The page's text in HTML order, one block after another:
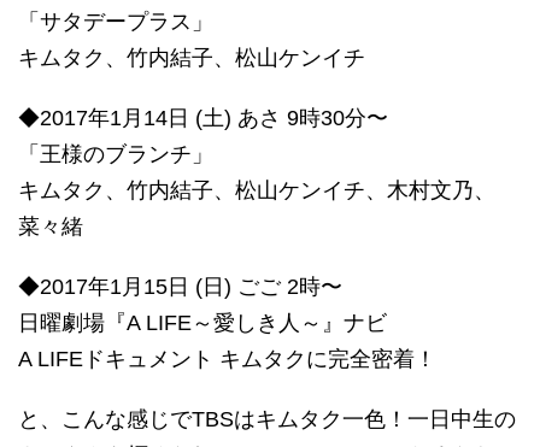
「サタデープラス」
キムタク、竹内結子、松山ケンイチ
◆2017年1月14日 (土) あさ 9時30分〜
「王様のブランチ」
キムタク、竹内結子、松山ケンイチ、木村文乃、
菜々緒
◆2017年1月15日 (日) ごご 2時〜
日曜劇場『A LIFE～愛しき人～』ナビ
A LIFEドキュメント キムタクに完全密着！
と、こんな感じでTBSはキムタク一色！一日中生の